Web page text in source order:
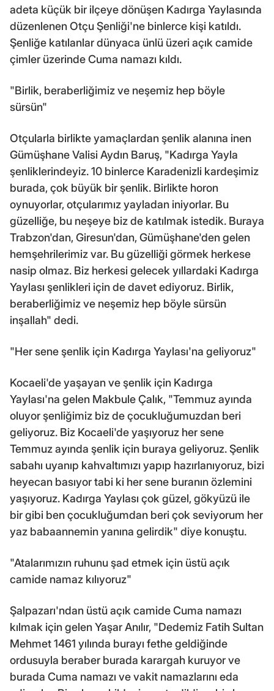
adeta küçük bir ilçeye dönüşen Kadırga Yaylasında
düzenlenen Otçu Şenliği'ne binlerce kişi katıldı.
Şenliğe katılanlar dünyaca ünlü üzeri açık camide
çimler üzerinde Cuma namazı kıldı.
"Birlik, beraberliğimiz ve neşemiz hep böyle
sürsün"
Otçularla birlikte yamaçlardan şenlik alanına inen
Gümüşhane Valisi Aydın Baruş, "Kadırga Yayla
şenliklerindeyiz. 10 binlerce Karadenizli kardeşimiz
burada, çok büyük bir şenlik. Birlikte horon
oynuyorlar, otçularımız yayladan iniyorlar. Bu
güzelliğe, bu neşeye biz de katılmak istedik. Buraya
Trabzon'dan, Giresun'dan, Gümüşhane'den gelen
hemşehrilerimiz var. Bu güzelliği görmek herkese
nasip olmaz. Biz herkesi gelecek yıllardaki Kadırga
Yaylası şenlikleri için de davet ediyoruz. Birlik,
beraberliğimiz ve neşemiz hep böyle sürsün
inşallah" dedi.
"Her sene şenlik için Kadırga Yaylası'na geliyoruz"
Kocaeli'de yaşayan ve şenlik için Kadırga
Yaylası'na gelen Makbule Çalık, "Temmuz ayında
oluyor şenliğimiz biz de çocukluğumuzdan beri
geliyoruz. Biz Kocaeli'de yaşıyoruz her sene
Temmuz ayında şenlik için buraya geliyoruz. Şenlik
sabahı uyanıp kahvaltımızı yapıp hazırlanıyoruz, bizi
heyecan basıyor tabi ki her sene buranın özlemini
yaşıyoruz. Kadırga Yaylası çok güzel, gökyüzü ile
bir gibi ben çocukluğumdan beri çok seviyorum her
yaz babaannemin yanına gelirdik" diye konuştu.
"Atalarımızın ruhunu şad etmek için üstü açık
camide namaz kılıyoruz"
Şalpazarı'ndan üstü açık camide Cuma namazı
kılmak için gelen Yaşar Anılır, "Dedemiz Fatih Sultan
Mehmet 1461 yılında burayı fethe geldiğinde
ordusuyla beraber burada karargah kuruyor ve
burada Cuma namazı ve vakit namazlarını eda